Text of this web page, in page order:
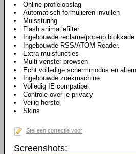
Online profielopslag
Automatisch formulieren invullen
Muissturing
Flash animatiefilter
Ingebouwde reclame/pop-up blokkade
Ingebouwde RSS/ATOM Reader.
Extra muisfuncties
Multi-venster browsen
Echt volledige schermmodus en
Ingebouwde zoekmachine
Volledig IE compatibel
Controle over je privacy
Veilig herstel
Skins
Stel een correctie voor
Screenshots: